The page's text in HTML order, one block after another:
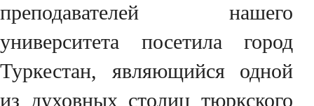
преподавателей нашего
университета посетила город
Туркестан, являющийся одной
из духовных столиц тюркского